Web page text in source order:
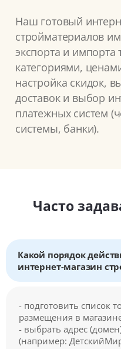
Наш готовый
стройматериалов
экспорта и импорта
категориями,
настройка скидок,
доставок и выбор
платежных систем
системы, банки).
Часто
Какой порядок
интернет-магазин
- подготовить список
размещения в
- выбрать адрес
(например: